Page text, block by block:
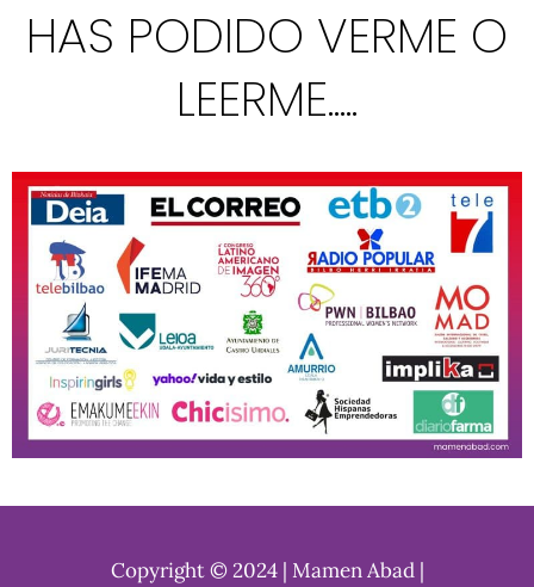
HAS PODIDO VERME O
LEERME.....
Copyright © 2024 | Mamen Abad |